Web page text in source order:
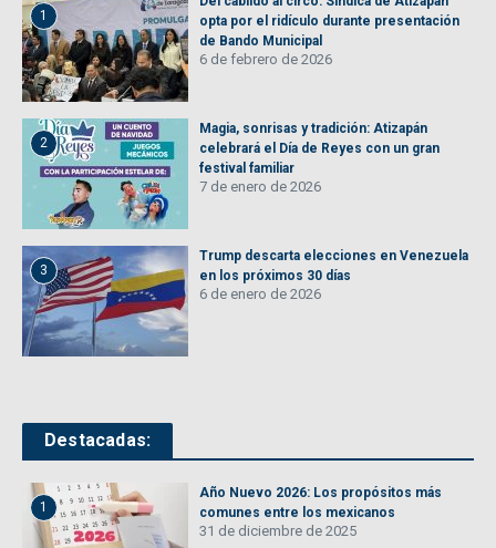
1
opta por el ridículo durante presentación
de Bando Municipal
6 de febrero de 2026
2
Magia, sonrisas y tradición: Atizapán
celebrará el Día de Reyes con un gran
festival familiar
7 de enero de 2026
3
Trump descarta elecciones en Venezuela
en los próximos 30 días
6 de enero de 2026
Destacadas:
1
Año Nuevo 2026: Los propósitos más
comunes entre los mexicanos
31 de diciembre de 2025